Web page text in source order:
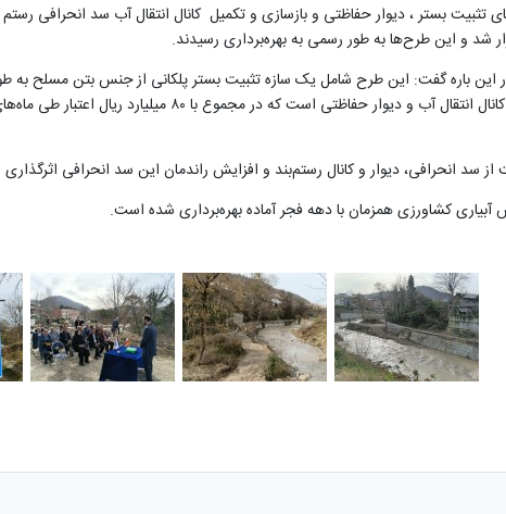
بستر ، دیوار حفاظتی و بازسازی و تکمیل کانال انتقال آب سد انحرافی
شد و این طرح‌ها به طور رسمی به بهره‌برداری رسیدند.
بستر سنگ و ملات با روکش بتن مسلح به طول ۲۰متر و بازسازی و تکمیل 200 متر
انحرافی، دیوار و کانال رستم‌بند و افزایش راندمان این سد انحرافی اثرگذاری